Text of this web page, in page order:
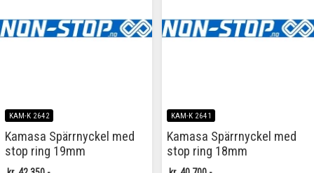
KAM-K 2642
Kamasa Spärrnyckel med
stop ring 19mm
KAM-K 2641
Kamasa Spärrnyckel med
stop ring 18mm